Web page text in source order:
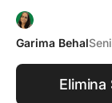
Garima Behal
Elimina